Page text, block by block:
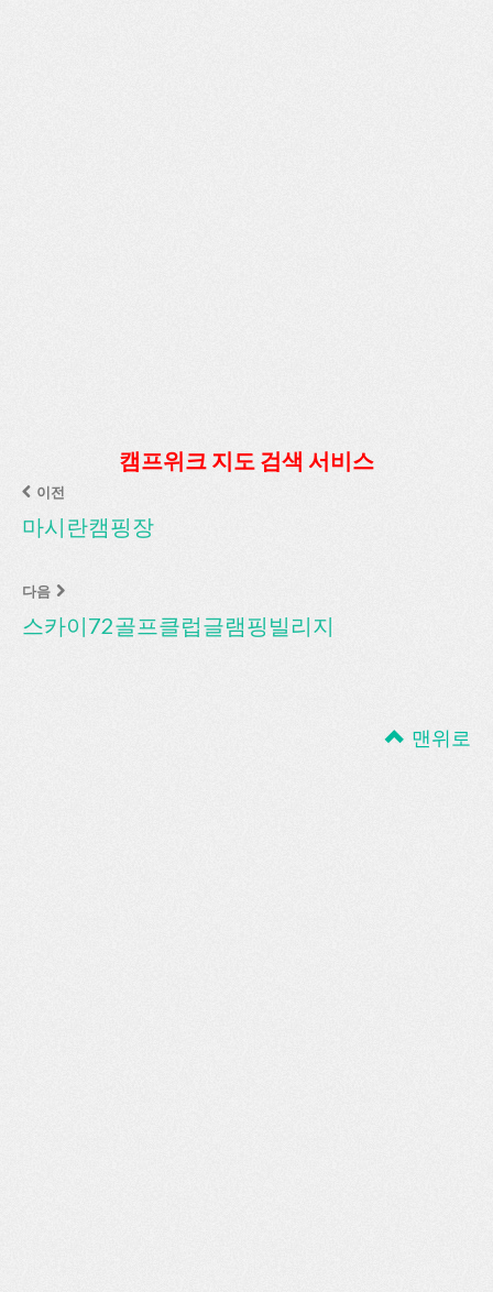
캠프위크 지도 검색 서비스
이전
마시란캠핑장
다음
스카이72골프클럽글램핑빌리지
맨위로